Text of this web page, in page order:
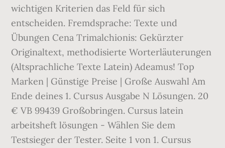
wichtigen Kriterien das Feld für sich
entscheiden. Fremdsprache: Texte und
Übungen Cena Trimalchionis: Gekürzter
Originaltext, methodisierte Worterläuterungen
(Altsprachliche Texte Latein) Adeamus! Top
Marken | Günstige Preise | Große Auswahl Am
Ende deines 1. Cursus Ausgabe N Lösungen. 20
€ VB 99439 Großobringen. Cursus latein
arbeitsheft lösungen - Wählen Sie dem
Testsieger der Tester. Seite 1 von 1. Cursus